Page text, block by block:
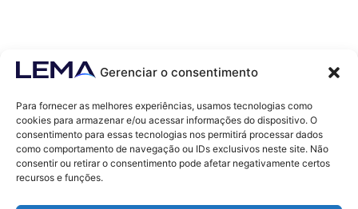
Gerenciar o consentimento
Para fornecer as melhores experiências, usamos tecnologias como
cookies para armazenar e/ou acessar informações do dispositivo. O
consentimento para essas tecnologias nos permitirá processar dados
como comportamento de navegação ou IDs exclusivos neste site. Não
consentir ou retirar o consentimento pode afetar negativamente certos
recursos e funções.
Contatos
contato@lemaef.com.br